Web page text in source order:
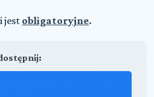
jest obligatoryjne.